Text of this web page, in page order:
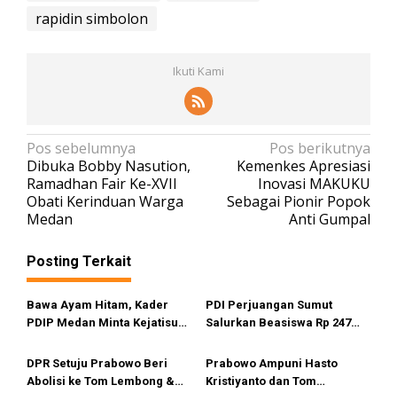
rapidin simbolon
Ikuti Kami
N
a
v
i
g
a
s
i
o
Pos sebelumnya
Dibuka Bobby Nasution,
Ramadhan Fair Ke-XVII
Obati Kerinduan Warga
Medan
Pos berikutnya
Kemenkes Apresiasi
Inovasi MAKUKU
Sebagai Pionir Popok
Anti Gumpal
Posting Terkait
Bawa Ayam Hitam, Kader
PDIP Medan Minta Kejatisu
Simbolon di Kasus Korupsi
Dana Covid Samosir
PDI Perjuangan Sumut
Salurkan Beasiswa Rp 247
DPR Setuju Prabowo Beri
Abolisi ke Tom Lembong &
Prabowo Ampuni Hasto
Kristiyanto dan Tom